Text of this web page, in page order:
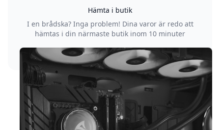
Hämta i butik
I en brådska? Inga problem! Dina varor är redo att
hämtas i din närmaste butik inom 10 minuter